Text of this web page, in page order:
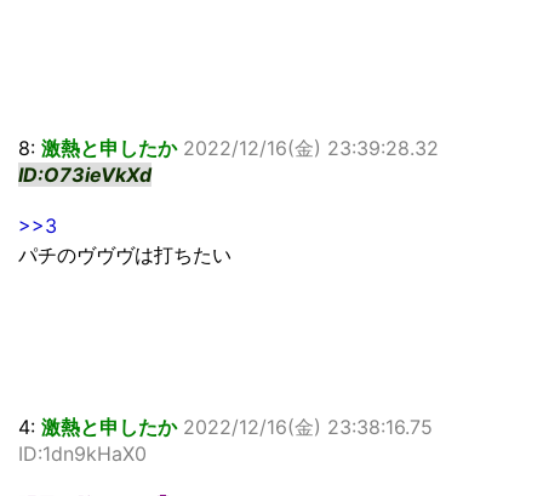
8: 激熱と申したか 2022/12/16(金) 23:39:28.32
ID:O73ieVkXd
>>3
パチのヴヴヴは打ちたい
4: 激熱と申したか 2022/12/16(金) 23:38:16.75
ID:1dn9kHaX0